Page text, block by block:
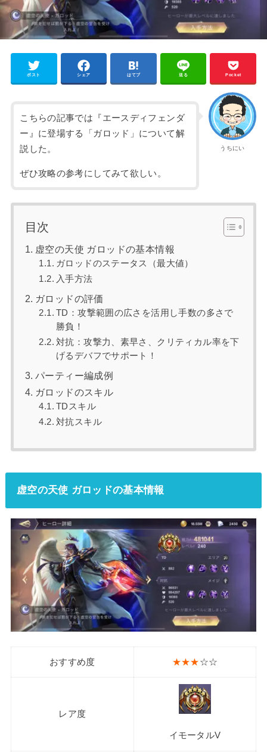
ポスト シェア はてブ 送る Pocket
うちにい
こちらの記事では『エースディフェンダ
ー』に登場する「ガロッド」について解
説した。
ぜひ攻略の参考にしてみて欲しい。
目次
虚空の天使 ガロッドの基本情報
ガロッドのステータス（最大値）
入手方法
ガロッドの評価
TD：攻撃範囲の広さを活用し手数の多さで
勝負！
対抗：攻撃力、素早さ、クリティカル率を下
げるデバフでサポート！
パーティー編成例
ガロッドのスキル
TDスキル
対抗スキル
虚空の天使 ガロッドの基本情報
おすすめ度 ★★★☆☆
レア度
イモータルV